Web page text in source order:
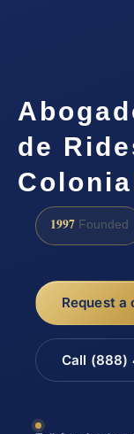
de
1997 Founded
Request a
Call (888)